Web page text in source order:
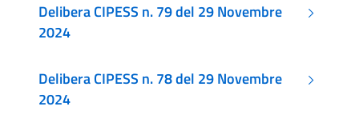
Delibera CIPESS n. 79 del 29 Novembre
2024
Delibera CIPESS n. 78 del 29 Novembre
2024